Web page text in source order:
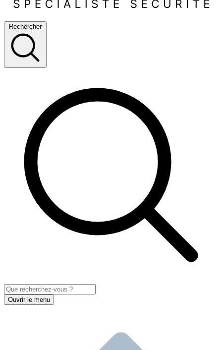
Rechercher
Ouvrir le menu